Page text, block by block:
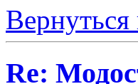
Вернуться
Re: